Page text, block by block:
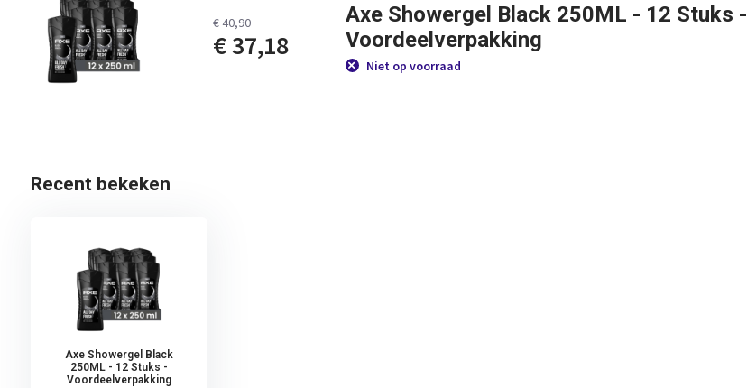
€ 40,90
€ 37,18
Axe Showergel Black 250ML - 12 Stuks -
Voordeelverpakking
Niet op voorraad
Recent bekeken
Axe Showergel Black
250ML - 12 Stuks -
Voordeelverpakking